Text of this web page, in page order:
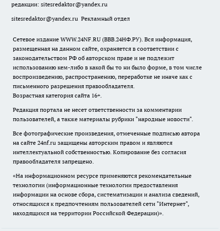
редакции: sitesredaktor@yandex.ru
sitesredaktor@yandex.ru Рекламный отдел
Сетевое издание WWW.24NF.RU (ВВВ.24НФ.РУ). Вся информация,
размещенная на данном сайте, охраняется в соответствии с
законодательством РФ об авторском праве и не подлежит
использованию кем-либо в какой бы то ни было форме, в том числе
воспроизведению, распространению, переработке не иначе как с
письменного разрешения правообладателя.
Возрастная категория сайта 16+.
Редакция портала не несет ответственности за комментарии
пользователей, а также материалы рубрики "народные новости".
Все фотографические произведения, отмеченные подписью автора
на сайте 24nf.ru защищены авторским правом и являются
интеллектуальной собственностью. Копирование без согласия
правообладателя запрещено.
«На информационном ресурсе применяются рекомендательные
технологии (информационные технологии предоставления
информации на основе сбора, систематизации и анализа сведений,
относящихся к предпочтениям пользователей сети "Интернет",
находящихся на территории Российской Федерации)».